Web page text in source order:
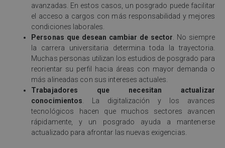
avanzadas. En estos casos, un posgrado puede facilitar
el acceso a cargos con más responsabilidad y mejores
condiciones laborales.
Personas que desean cambiar de sector. No siempre
la carrera universitaria determina toda la trayectoria.
Muchas personas utilizan los estudios de posgrado para
reorientar su perfil hacia áreas con mayor demanda o
más alineadas con sus intereses actuales.
Trabajadores que necesitan actualizar
conocimientos. La digitalización y los avances
tecnológicos hacen que muchos sectores avancen
rápidamente, y un posgrado ayuda a mantenerse
actualizado para afrontar las nuevas exigencias.